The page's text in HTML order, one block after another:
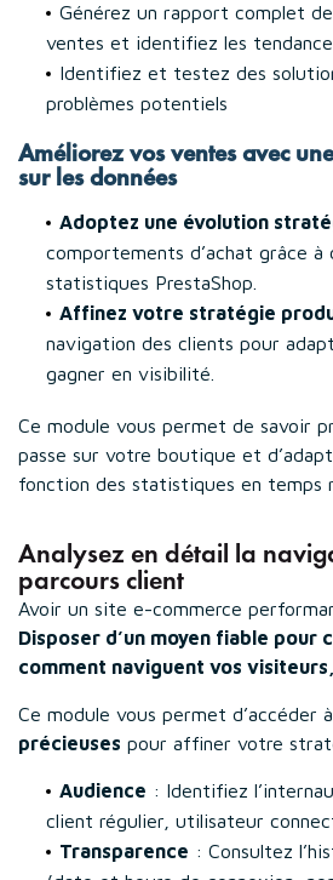
Générez un rapport complet
ventes et identifiez les
Identifiez et testez des
problèmes potentiels
Améliorez vos ventes avec
sur les données
Adoptez une évolution
comportements d’achat grâce à
statistiques PrestaShop.
Affinez votre stratégie
navigation des clients pour
gagner en visibilité.
Ce module vous permet de savoir
passe sur votre boutique et
fonction des statistiques en temps
Analysez en détail la
parcours client
Avoir un site e-commerce
Disposer d’un moyen fiable pour
comment naviguent vos
Ce module vous permet d’accéder
précieuses pour affiner votre
Audience : Identifiez
client régulier, utilisateur
Transparence : Consultez